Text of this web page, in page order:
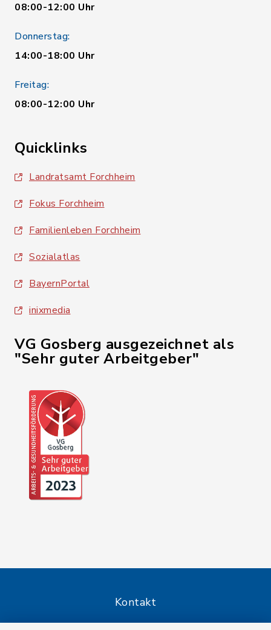
08:00-12:00 Uhr
Donnerstag:
14:00-18:00 Uhr
Freitag:
08:00-12:00 Uhr
Quicklinks
Landratsamt Forchheim
Fokus Forchheim
Familienleben Forchheim
Sozialatlas
BayernPortal
inixmedia
VG Gosberg ausgezeichnet als
"Sehr guter Arbeitgeber"
Kontakt